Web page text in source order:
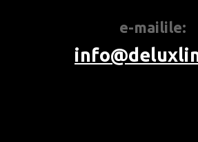
e-mailile: